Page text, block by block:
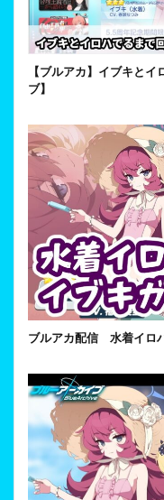
【ブルアカ】イブキと
ブ】
ブルアカ配信 水着イロ